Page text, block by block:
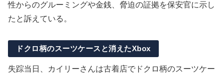
性からのグルーミングや金銭、脅迫の証拠を保安官に示し
たと訴えている。
ドクロ柄のスーツケースと消えたXbox
失踪当日、カイリーさんは古着店でドクロ柄のスーツケー